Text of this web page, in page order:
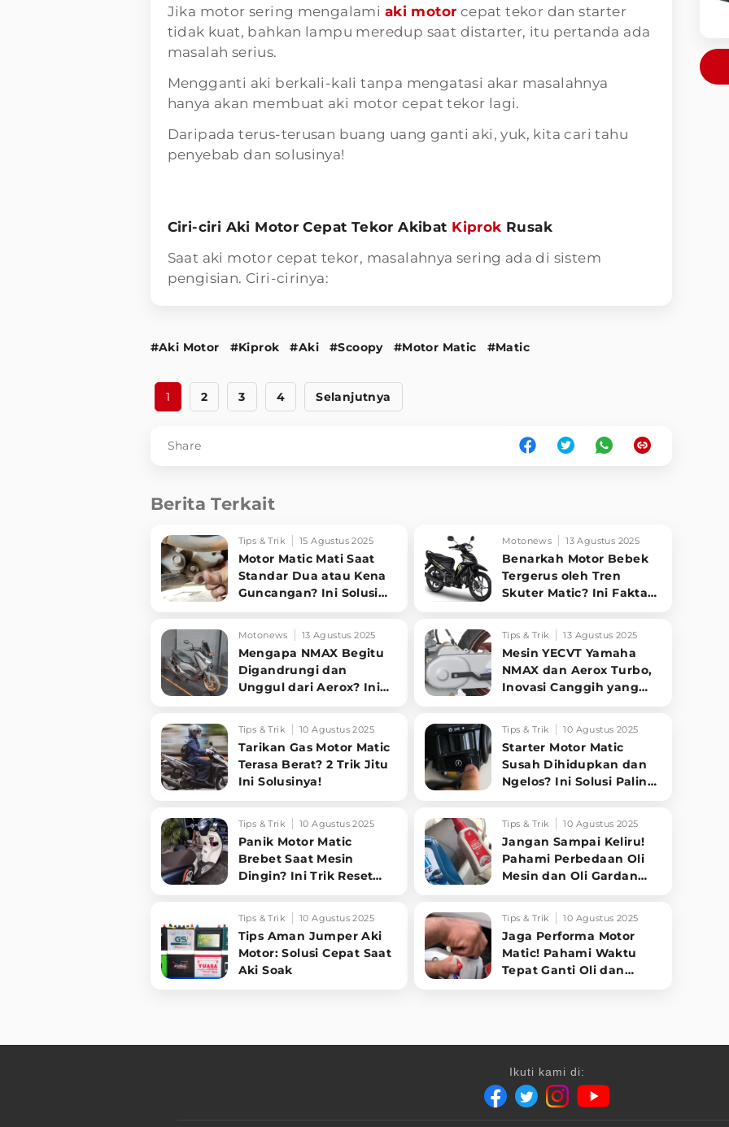
Jika motor sering mengalami aki motor cepat tekor dan starter
tidak kuat, bahkan lampu meredup saat distarter, itu pertanda ada
masalah serius.
Mengganti aki berkali-kali tanpa mengatasi akar masalahnya
hanya akan membuat aki motor cepat tekor lagi.
Daripada terus-terusan buang uang ganti aki, yuk, kita cari tahu
penyebab dan solusinya!
Ciri-ciri Aki Motor Cepat Tekor Akibat Kiprok Rusak
Saat aki motor cepat tekor, masalahnya sering ada di sistem
pengisian. Ciri-cirinya:
#Aki Motor #Kiprok #Aki #Scoopy #Motor Matic #Matic
1 2 3 4 Selanjutnya
Share
Berita Terkait
Tips & Trik 15 Agustus 2025
Motor Matic Mati Saat
Standar Dua atau Kena
Guncangan? Ini Solusi
Motonews 13 Agustus 2025
Benarkah Motor Bebek
Tergerus oleh Tren
Skuter Matic? Ini Fakta
Motonews 13 Agustus 2025
Mengapa NMAX Begitu
Digandrungi dan
Unggul dari Aerox? Ini
Tips & Trik 13 Agustus 2025
Mesin YECVT Yamaha
NMAX dan Aerox Turbo,
Inovasi Canggih yang
Tips & Trik 10 Agustus 2025
Tarikan Gas Motor Matic
Terasa Berat? 2 Trik Jitu
Ini Solusinya!
Tips & Trik 10 Agustus 2025
Starter Motor Matic
Susah Dihidupkan dan
Ngelos? Ini Solusi Paling
Tips & Trik 10 Agustus 2025
Panik Motor Matic
Brebet Saat Mesin
Dingin? Ini Trik Reset
Motor Normal Lagi!
Tips & Trik 10 Agustus 2025
Jangan Sampai Keliru!
Pahami Perbedaan Oli
Mesin dan Oli Gardan
Tips & Trik 10 Agustus 2025
Tips Aman Jumper Aki
Motor: Solusi Cepat Saat
Aki Soak
Tips & Trik 10 Agustus 2025
Jaga Performa Motor
Matic! Pahami Waktu
Tepat Ganti Oli dan
Ikuti kami di: